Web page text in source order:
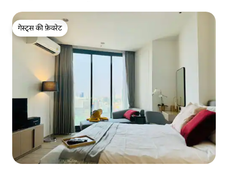
गेस्ट्स की फ़ेवरेट
गेस्ट्स की फ़ेवरेट